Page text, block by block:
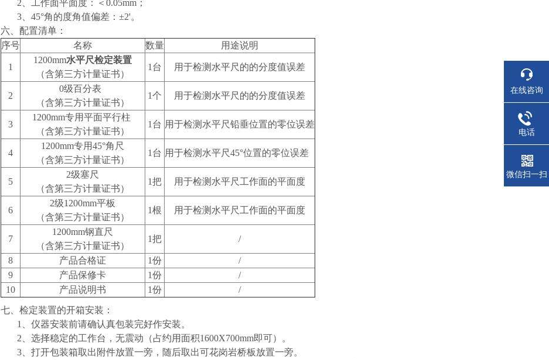
2、工作面平面度：＜0.05mm；
3、45°角的度角值偏差：±2'。
六、配置清单：
序号
名称 数量 用途说明
1
1200mm水平尺检定装置
（含第三方计量证书）
1台 用于检测水平尺的的分度值误差
2
0级百分表
（含第三方计量证书）
1个 用于检测水平尺的的分度值误差
3
1200mm专用平面平行柱
（含第三方计量证书）
1台 用于检测水平尺铅垂位置的零位误差
4
1200mm专用45°角尺
（含第三方计量证书）
1台 用于检测水平尺45°位置的零位误差
5
2级塞尺
（含第三方计量证书）
1把 用于检测水平尺工作面的平面度
6
2级1200mm平板
（含第三方计量证书）
1根 用于检测水平尺工作面的平面度
7
1200mm钢直尺
（含第三方计量证书）
1把 /
8 产品合格证 1份
/
9
产品保修卡 1份
/
10
产品说明书 1份 /
七、检定装置的开箱安装：
1、仪器安装前请确认真包装完好作安装。
2、选择稳定的工作台，无震动（占约用面积1600X700mm即可）。
3、打开包装箱取出附件放置一旁，随后取出可花岗岩桥板放置一旁。
在线咨询
电话
微信扫一扫